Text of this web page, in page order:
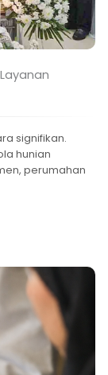
signifikan.
hunian
perumahan